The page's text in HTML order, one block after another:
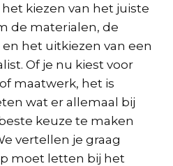
kiezen van het juiste
de materialen, de
het uitkiezen van een
Of je nu kiest voor
maatwerk, het is
wat er allemaal bij
keuze te maken
vertellen je graag
moet letten bij het